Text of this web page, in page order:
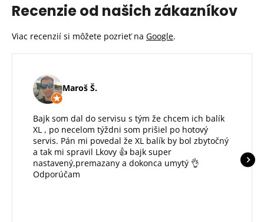
Recenzie od našich zákazníkov
Viac recenzií si môžete pozrieť na Google.
Maroš Š.
Bajk som dal do servisu s tým že chcem ich balík
XL , po necelom týždni som prišiel po hotový
servis. Pán mi povedal že XL balík by bol zbytočný
a tak mi spravil Lkovy 👍 bajk super
nastavený,premazany a dokonca umytý 👌
Odporúčam